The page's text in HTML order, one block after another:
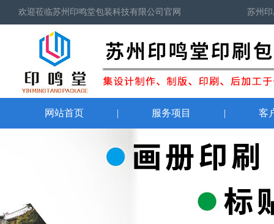
欢迎莅临苏州印鸣堂包装科技有限公司官网 苏州
网站首页 | 服务项目 | 客